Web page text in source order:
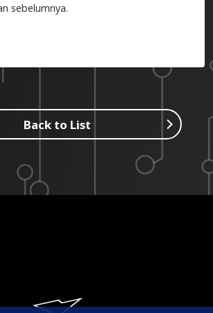
sebelumnya.
Back to List